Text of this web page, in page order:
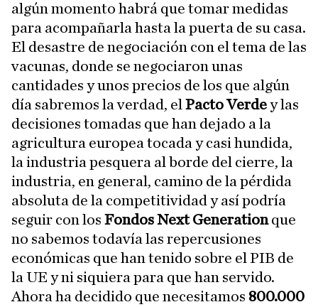
algún momento habrá que tomar medidas
para acompañarla hasta la puerta de su casa.
El desastre de negociación con el tema de las
vacunas, donde se negociaron unas
cantidades y unos precios de los que algún
día sabremos la verdad, el Pacto Verdey las
decisiones tomadas que han dejado a la
agricultura europea tocada y casi hundida,
la industria pesquera al borde del cierre, la
industria, en general, camino de la pérdida
absoluta de la competitividad y así podría
seguir con los Fondos Next Generationque
no sabemos todavía las repercusiones
económicas que han tenido sobre el PIB de
la UE y ni siquiera para que han servido.
Ahora ha decidido que necesitamos 800.000